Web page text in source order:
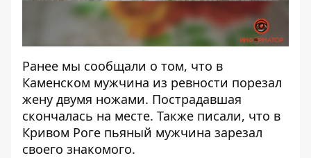
Ранее мы сообщали о том, что в
Каменском мужчина из ревности порезал
жену двумя ножами. Пострадавшая
скончалась на месте. Также писали, что в
Кривом Роге пьяный мужчина зарезал
своего знакомого.